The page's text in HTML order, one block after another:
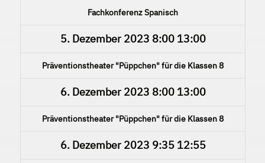
Fachkonferenz Spanisch
5. Dezember 2023 8:00 13:00
Präventionstheater "Püppchen" für die Klassen 8
6. Dezember 2023 8:00 13:00
Präventionstheater "Püppchen" für die Klassen 8
6. Dezember 2023 9:35 12:55